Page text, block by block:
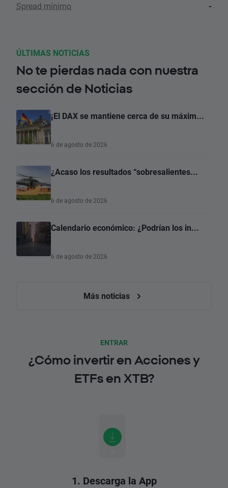
Spread mínimo -
ÚLTIMAS NOTICIAS
No te pierdas nada con nuestra
sección de Noticias
¡El DAX se mantiene cerca de su máxim...
6 de agosto de 2026
¿Acaso los resultados “sobresalientes...
6 de agosto de 2026
Calendario económico: ¿Podrían los in...
6 de agosto de 2026
Más noticias
ENTRAR
¿Cómo invertir en Acciones y
ETFs en XTB?
1. Descarga la App